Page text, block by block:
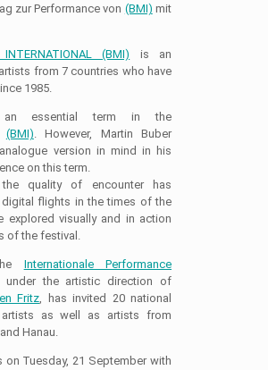
zur Performance von (BMI) mit
(BMI) is an
from 7 countries who have
1985.
an essential term in the
(BMI). However, Martin Buber
version in mind in his
on this term.
quality of encounter has
flights in the times of the
explored visually and in action
of the festival.
Internationale Performance
under the artistic direction of
Fritz, has invited 20 national
artists as well as artists from
Hanau.
Tuesday, 21 September with